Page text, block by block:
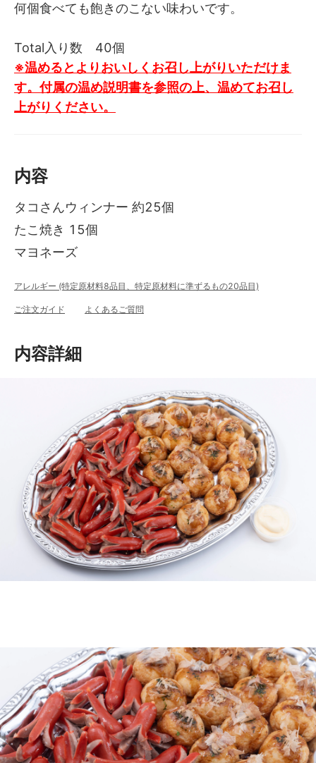
何個食べても飽きのこない味わいです。
Total入り数 40個
※温めるとよりおいしくお召し上がりいただけま
す。付属の温め説明書を参照の上、温めてお召し
上がりください。
内容
タコさんウィンナー 約25個
たこ焼き 15個
マヨネーズ
アレルギー (特定原材料8品目、特定原材料に準ずるもの20品目)
ご注文ガイド よくあるご質問
内容詳細